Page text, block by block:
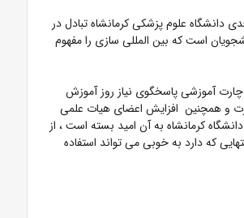
دانشگاه علوم پزشکی کرمانشاه تبادل در
است که بین المللی سازی را مفهوم
آموزشی پاسخگوی نیاز روز آموزش
و همچنین افزایش اعضای هیات علمی
کرمانشاه به آن امید بسته است ، از
که دارد به خوبی می تواند استفاده